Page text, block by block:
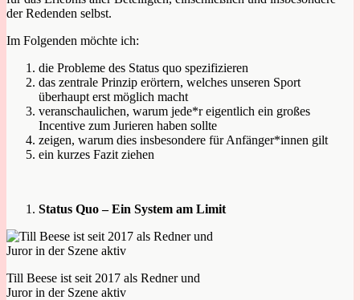
der Redenden selbst.
Im Folgenden möchte ich:
die Probleme des Status quo spezifizieren
das zentrale Prinzip erörtern, welches unseren Sport
überhaupt erst möglich macht
veranschaulichen, warum jede*r eigentlich ein großes
Incentive zum Jurieren haben sollte
zeigen, warum dies insbesondere für Anfänger*innen gilt
ein kurzes Fazit ziehen
Status Quo – Ein System am Limit
Till Beese ist seit 2017 als Redner und
Juror in der Szene aktiv